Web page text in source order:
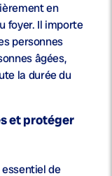
en
foyer. Il importe
personnes
âgées,
la durée du
et protéger
de